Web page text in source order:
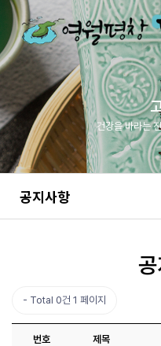
건강을 바라는
공지사항
Total 0건 1 페이지
번호 제목